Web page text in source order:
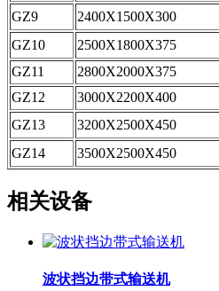
GZ9
2400X1500X300
GZ10
2500X1800X375
GZ11
2800X2000X375
GZ12
3000X2200X400
GZ13
3200X2500X450
GZ14
3500X2500X450
相关设备
波状挡边带式输送机